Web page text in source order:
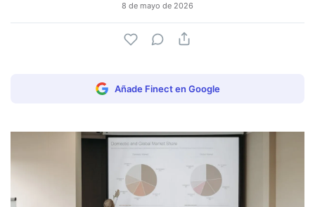
8 de mayo de 2026
Añade Finect en Google